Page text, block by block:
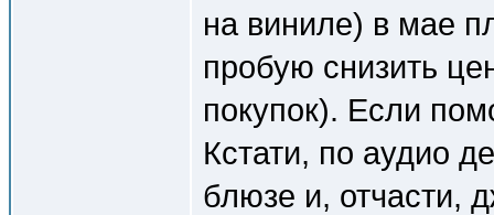
на виниле) в мае
пробую снизить
покупок). Если
Кстати, по аудио
блюзе и, отчасти,